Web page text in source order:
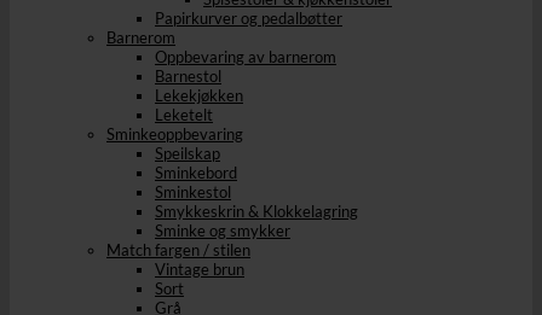
Papirkurver og pedalbøtter
Barnerom
Oppbevaring av barnerom
Barnestol
Lekekjøkken
Leketelt
Sminkeoppbevaring
Speilskap
Sminkebord
Sminkestol
Smykkeskrin & Klokkelagring
Sminke og smykker
Match fargen / stilen
Vintage brun
Sort
Grå